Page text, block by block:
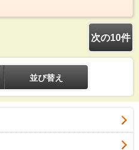
次の10件
並び替え